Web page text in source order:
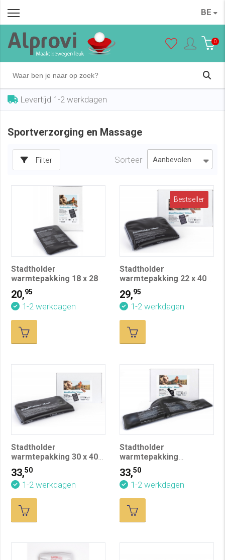
BE
0
Levertijd 1-2 werkdagen
Sportverzorging en Massage
Filter Sorteer
Stadtholder
warmtepakking 18 x 28
20,95
1-2 werkdagen
Bestseller
Stadtholder
warmtepakking 22 x 40
29,95
1-2 werkdagen
Stadtholder
warmtepakking 30 x 40
cm
33,50
1-2 werkdagen
Stadtholder
warmtepakking
Schoudermodel
33,50
1-2 werkdagen